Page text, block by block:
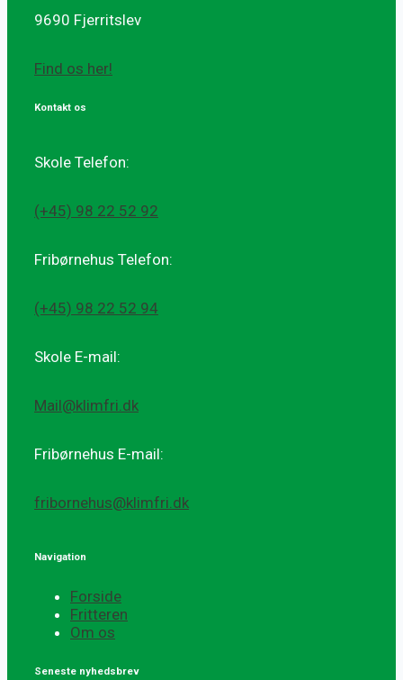
9690 Fjerritslev
Find os her!
Kontakt os
Skole Telefon:
(+45) 98 22 52 92
Fribørnehus Telefon:
(+45) 98 22 52 94
Skole E-mail:
Mail@klimfri.dk
Fribørnehus E-mail:
fribornehus@klimfri.dk
Navigation
Forside
Fritteren
Om os
Seneste nyhedsbrev